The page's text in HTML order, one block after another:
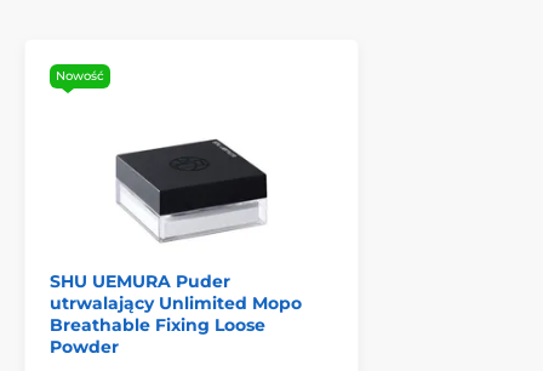
Nowość
SHU UEMURA Puder
utrwalający Unlimited Mopo
Breathable Fixing Loose
Powder